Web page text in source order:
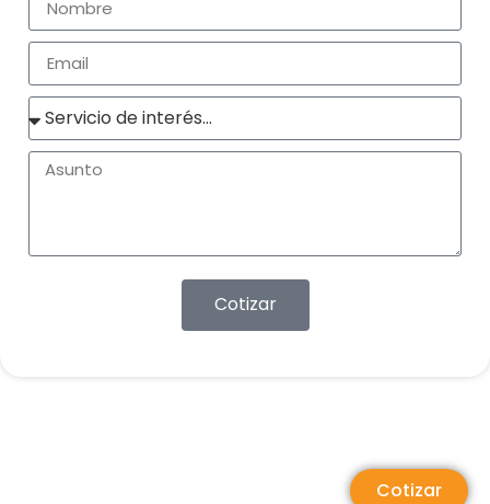
Cotizar
Cotizar